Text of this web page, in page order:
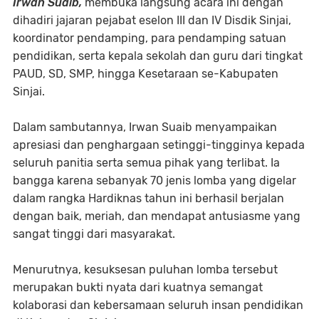
dihadiri jajaran pejabat eselon III dan IV Disdik Sinjai,
koordinator pendamping, para pendamping satuan
pendidikan, serta kepala sekolah dan guru dari tingkat
PAUD, SD, SMP, hingga Kesetaraan se-Kabupaten
Sinjai.
Dalam sambutannya, Irwan Suaib menyampaikan
apresiasi dan penghargaan setinggi-tingginya kepada
seluruh panitia serta semua pihak yang terlibat. Ia
bangga karena sebanyak 70 jenis lomba yang digelar
dalam rangka Hardiknas tahun ini berhasil berjalan
dengan baik, meriah, dan mendapat antusiasme yang
sangat tinggi dari masyarakat.
Menurutnya, kesuksesan puluhan lomba tersebut
merupakan bukti nyata dari kuatnya semangat
kolaborasi dan kebersamaan seluruh insan pendidikan